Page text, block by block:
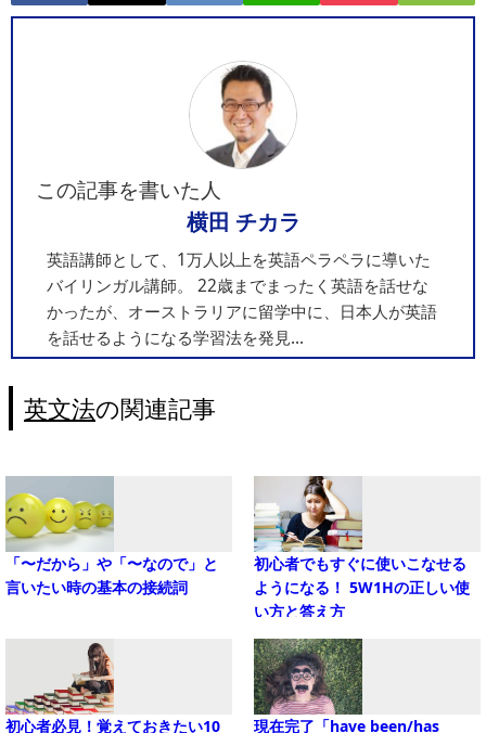
この記事を書いた人
横田 チカラ
英語講師として、1万人以上を英語ペラペラに導いた
バイリンガル講師。 22歳までまったく英語を話せな
かったが、オーストラリアに留学中に、日本人が英語
を話せるようになる学習法を発見...
英文法の関連記事
「〜だから」や「〜なので」と
言いたい時の基本の接続詞
初心者でもすぐに使いこなせる
ようになる！ 5W1Hの正しい使
い方と答え方
初心者必見！覚えておきたい10
現在完了「have been/has